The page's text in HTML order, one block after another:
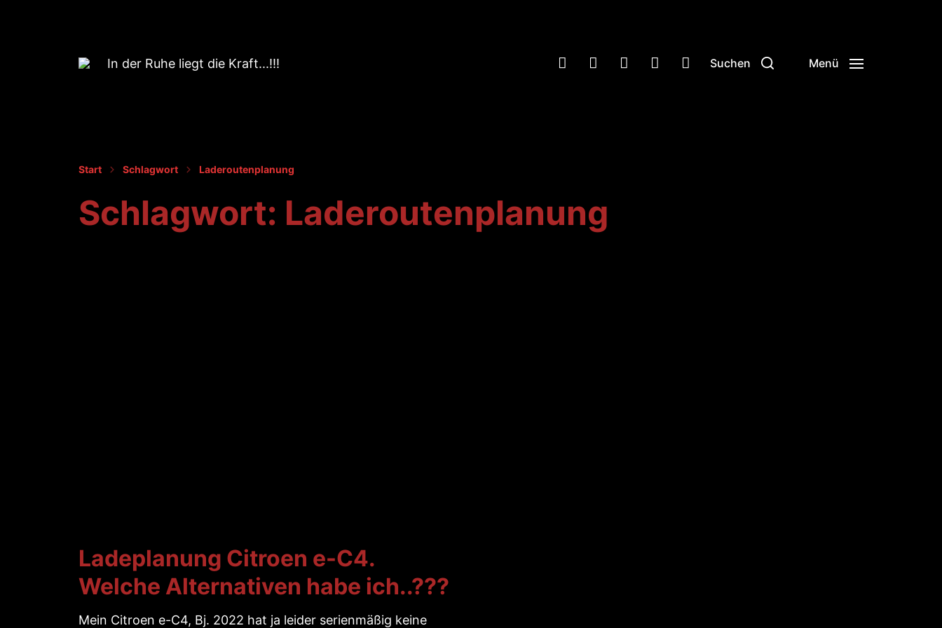
In der Ruhe liegt die Kraft...!!! Suchen Menü
Start Schlagwort Laderoutenplanung
Schlagwort: Laderoutenplanung
Ladeplanung Citroen e-C4.
Welche Alternativen habe ich..???
Mein Citroen e-C4, Bj. 2022 hat ja leider serienmäßig keine